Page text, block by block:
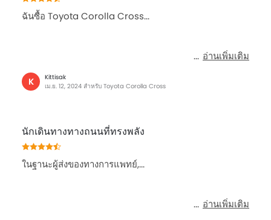
ฉันซื้อ Toyota Corolla Cross...
อ่านเพิ่มเติม
K
Kittisak
เม.ย. 12, 2024 สำหรับ Toyota Corolla Cross
นักเดินทางทางถนนที่ทรงพลัง
ในฐานะผู้ส่งของทางการแพทย์,...
อ่านเพิ่มเติม